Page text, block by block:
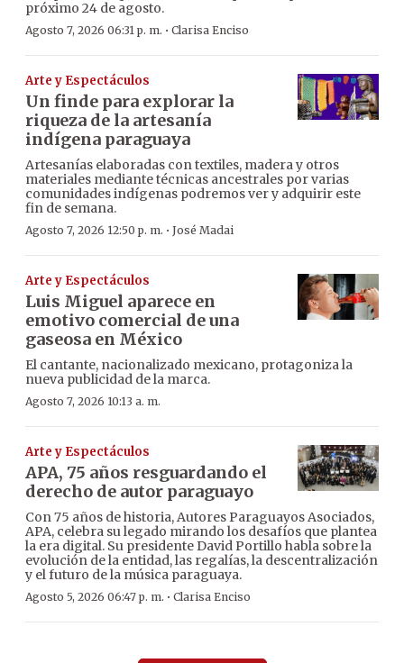
próximo 24 de agosto.
Agosto 7, 2026 06:31 p. m. · Clarisa Enciso
Arte y Espectáculos
Un finde para explorar la
riqueza de la artesanía
indígena paraguaya
Artesanías elaboradas con textiles, madera y otros
materiales mediante técnicas ancestrales por varias
comunidades indígenas podremos ver y adquirir este
fin de semana.
Agosto 7, 2026 12:50 p. m. · José Madai
Arte y Espectáculos
Luis Miguel aparece en
emotivo comercial de una
gaseosa en México
El cantante, nacionalizado mexicano, protagoniza la
nueva publicidad de la marca.
Agosto 7, 2026 10:13 a. m.
Arte y Espectáculos
APA, 75 años resguardando el
derecho de autor paraguayo
Con 75 años de historia, Autores Paraguayos Asociados,
APA, celebra su legado mirando los desafíos que plantea
la era digital. Su presidente David Portillo habla sobre la
evolución de la entidad, las regalías, la descentralización
y el futuro de la música paraguaya.
Agosto 5, 2026 06:47 p. m. · Clarisa Enciso